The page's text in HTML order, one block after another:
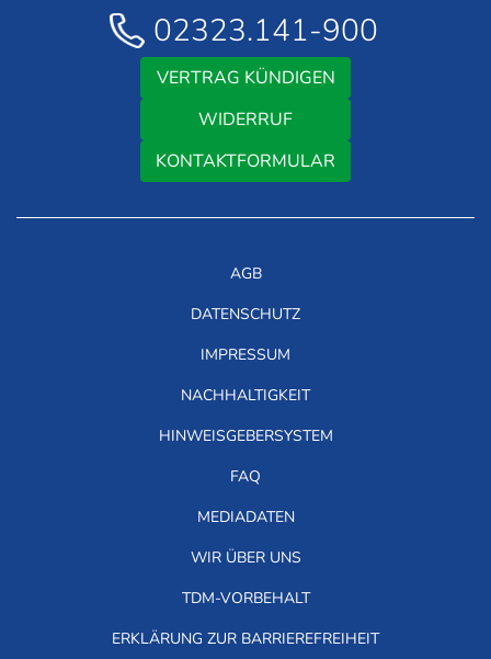
02323.141-900
VERTRAG KÜNDIGEN
WIDERRUF
KONTAKTFORMULAR
AGB
DATENSCHUTZ
IMPRESSUM
NACHHALTIGKEIT
HINWEISGEBERSYSTEM
FAQ
MEDIADATEN
WIR ÜBER UNS
TDM-VORBEHALT
ERKLÄRUNG ZUR BARRIEREFREIHEIT